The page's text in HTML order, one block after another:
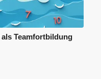
Teamfortbildung